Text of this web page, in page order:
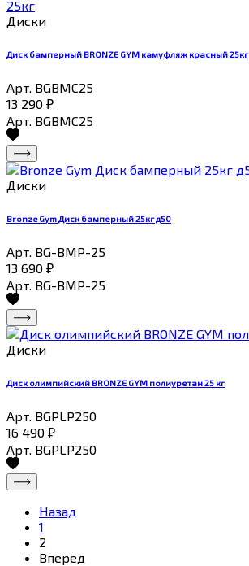
Диски
Диск бамперный BRONZE GYM камуфляж красный 25кг
Арт. BGBMC25
13 290 ₽
Арт. BGBMC25
Диски
Bronze Gym Диск бамперный 25кг д50
Арт. BG-BMP-25
13 690 ₽
Арт. BG-BMP-25
Диски
Диск олимпийский BRONZE GYM полиуретан 25 кг
Арт. BGPLP250
16 490 ₽
Арт. BGPLP250
Назад
1
2
Вперед